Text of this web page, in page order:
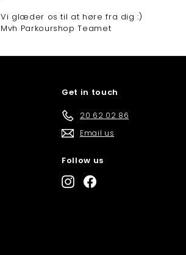
Vi glæder os til at høre fra dig :)
Mvh Parkourshop Teamet
Get in touch
20 62 02 86
Email us
Follow us
Instagram